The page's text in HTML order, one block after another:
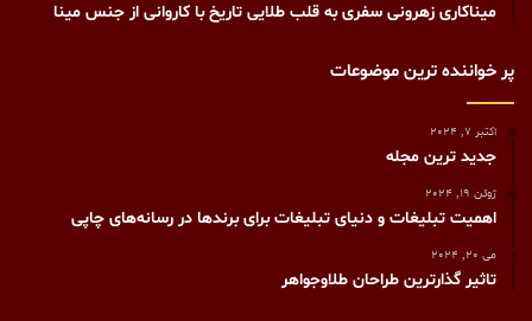
میناکاری زهرونی سفری به قلب طلایی تاریخ با کاروانی از جنس مینا
پر خواننده ترین موضوعات
اکتبر 7, 2024
جدید ترین مجله
ژوئن 19, 2024
اهمیت تبلیغات و دنیای تبلیغات برای برندها در رسانه‌های چاپی
می 20, 2024
تاثیر گذارترین طراحان طلاوجواهر